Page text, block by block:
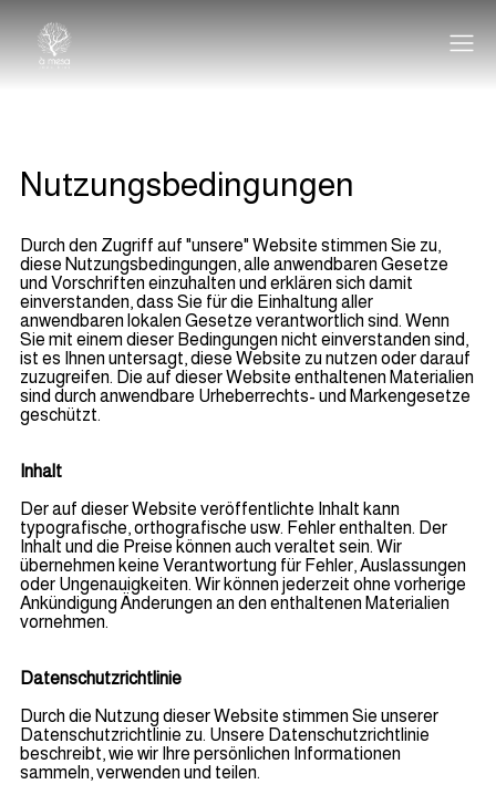
Nutzungsbedingungen
Durch den Zugriff auf "unsere" Website stimmen Sie zu,
diese Nutzungsbedingungen, alle anwendbaren Gesetze
und Vorschriften einzuhalten und erklären sich damit
einverstanden, dass Sie für die Einhaltung aller
anwendbaren lokalen Gesetze verantwortlich sind. Wenn
Sie mit einem dieser Bedingungen nicht einverstanden sind,
ist es Ihnen untersagt, diese Website zu nutzen oder darauf
zuzugreifen. Die auf dieser Website enthaltenen Materialien
sind durch anwendbare Urheberrechts- und Markengesetze
geschützt.
Inhalt
Der auf dieser Website veröffentlichte Inhalt kann
typografische, orthografische usw. Fehler enthalten. Der
Inhalt und die Preise können auch veraltet sein. Wir
übernehmen keine Verantwortung für Fehler, Auslassungen
oder Ungenauigkeiten. Wir können jederzeit ohne vorherige
Ankündigung Änderungen an den enthaltenen Materialien
vornehmen.
Datenschutzrichtlinie
Durch die Nutzung dieser Website stimmen Sie unserer
Datenschutzrichtlinie zu. Unsere Datenschutzrichtlinie
beschreibt, wie wir Ihre persönlichen Informationen
sammeln, verwenden und teilen.